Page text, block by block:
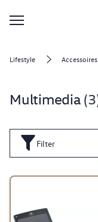
Lifestyle Accessoires
Multimedia 3
Filter